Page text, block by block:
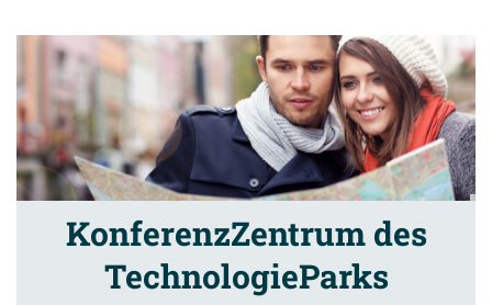
KonferenzZentrum des
TechnologieParks